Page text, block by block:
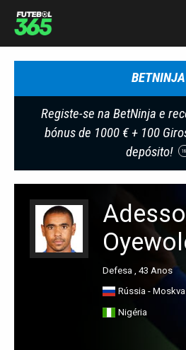
BETNINJA
Registe-se na BetNinja e
bónus de 1000 € + 100
depósito!
Defesa , 43 Anos
Rússia - Moskva
Nigéria